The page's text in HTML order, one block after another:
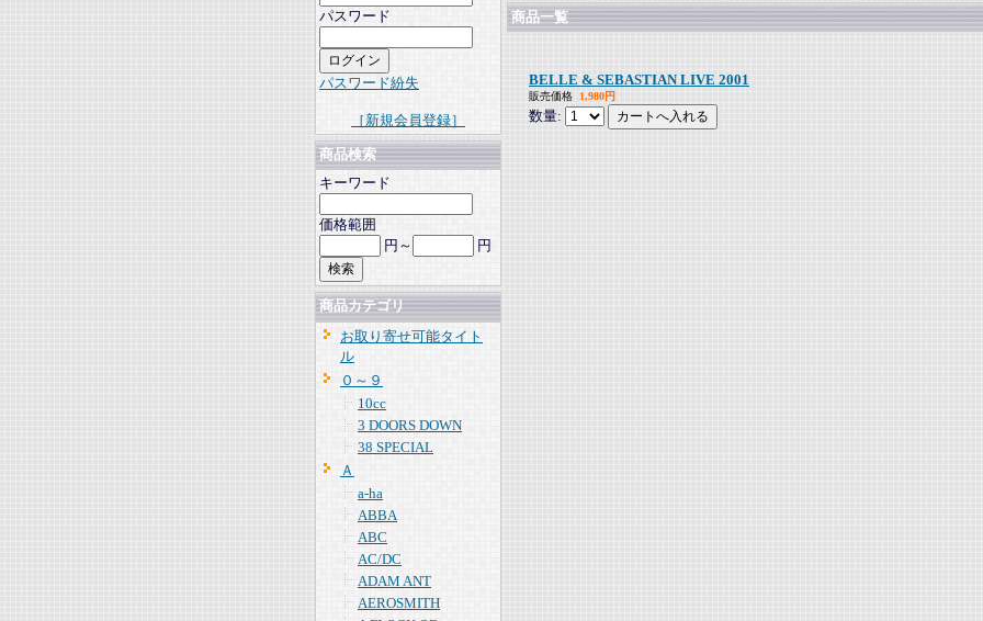
パスワード
パスワード紛失
［新規会員登録］
商品検索
キーワード
価格範囲
円～
円
商品カテゴリ
お取り寄せ可能タイト
ル
０～９
10cc
3 DOORS DOWN
38 SPECIAL
Ａ
a-ha
ABBA
ABC
AC/DC
ADAM ANT
AEROSMITH
商品一覧
BELLE & SEBASTIAN LIVE 2001
販売価格 1,980円
数量: